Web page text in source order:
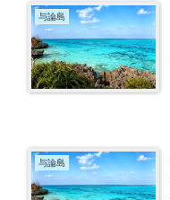
与論島
与論島